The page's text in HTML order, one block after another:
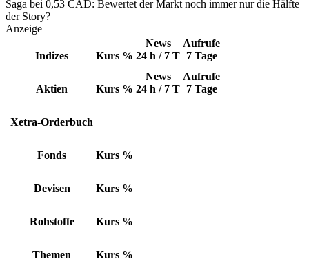
Saga bei 0,53 CAD: Bewertet der Markt noch immer nur die Hälfte
der Story?
Anzeige
Indizes Kurs %
News
24 h / 7 T
Aufrufe
7 Tage
Aktien Kurs %
News
24 h / 7 T
Aufrufe
7 Tage
Xetra-Orderbuch
Fonds Kurs %
Devisen Kurs %
Rohstoffe Kurs %
Themen Kurs %